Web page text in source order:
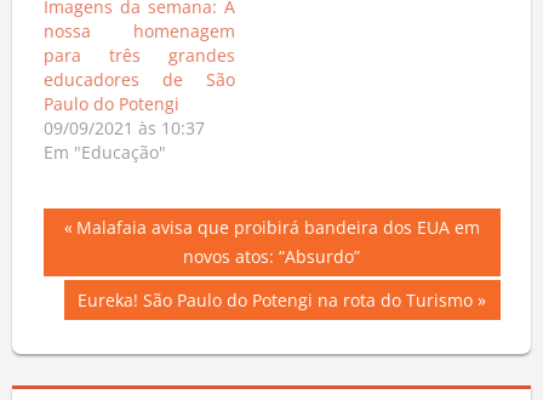
Imagens da semana: A
nossa homenagem
para três grandes
educadores de São
Paulo do Potengi
09/09/2021 às 10:37
Em "Educação"
Navegação
de
Post
Previous
Malafaia avisa que proibirá bandeira dos EUA em
novos atos: “Absurdo”
Next
Eureka! São Paulo do Potengi na rota do Turismo